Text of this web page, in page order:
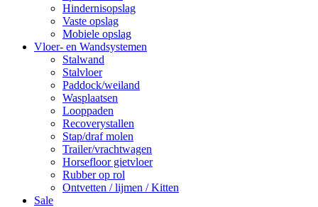
Hindernisopslag
Vaste opslag
Mobiele opslag
Vloer- en Wandsystemen
Stalwand
Stalvloer
Paddock/weiland
Wasplaatsen
Looppaden
Recoverystallen
Stap/draf molen
Trailer/vrachtwagen
Horsefloor gietvloer
Rubber op rol
Ontvetten / lijmen / Kitten
Sale